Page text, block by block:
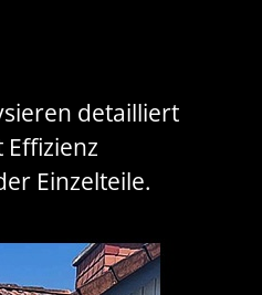
detailliert
Einzelteile.